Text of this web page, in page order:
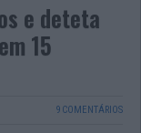
e deteta
15
9 COMENTÁRIOS